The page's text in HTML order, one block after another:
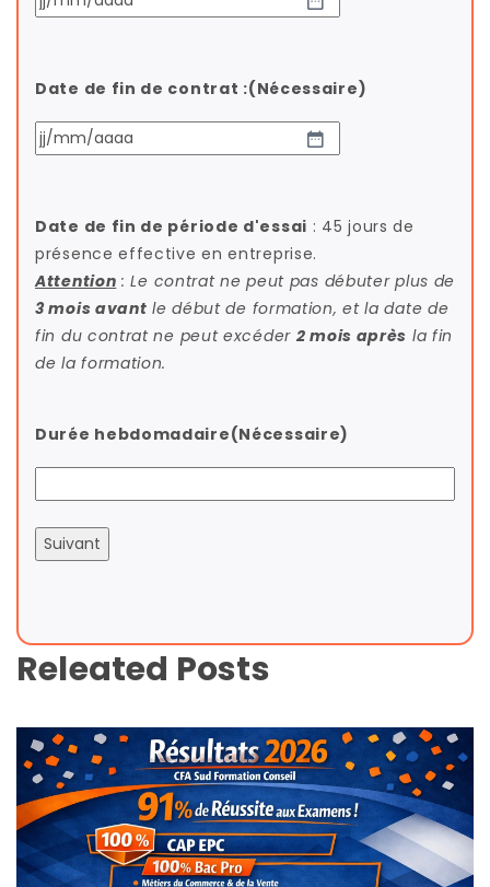
JJ
slash
AAAA
Date de fin de contrat :(Nécessaire)
JJ
slash
AAAA
Date de fin de période d'essai : 45 jours de
présence effective en entreprise.
Attention : Le contrat ne peut pas débuter plus de
3 mois avant le début de formation, et la date de
fin du contrat ne peut excéder 2 mois après la fin
de la formation.
Durée hebdomadaire(Nécessaire)
Releated Posts